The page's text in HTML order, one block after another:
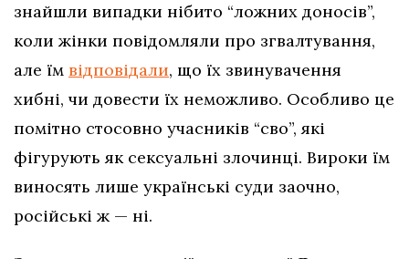
знайшли випадки нібито “ложних доносів”,
коли жінки повідомляли про згвалтування,
але їм відповідали, що їх звинувачення
хибні, чи довести їх неможливо. Особливо це
помітно стосовно учасників “сво”, які
фігурують як сексуальні злочинці. Вироки їм
виносять лише українські суди заочно,
російські ж — ні.